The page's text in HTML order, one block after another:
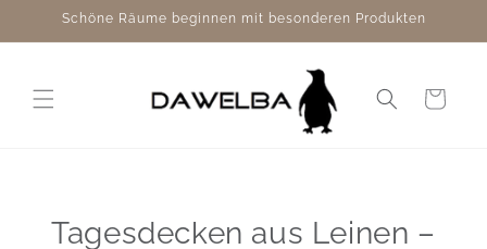
zum
Inhalt
Schöne Räume beginnen mit besonderen Produkten
Warenkorb
Tagesdecken aus Leinen –